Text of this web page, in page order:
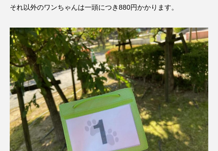
それ以外のワンちゃんは一頭につき880円かかります。